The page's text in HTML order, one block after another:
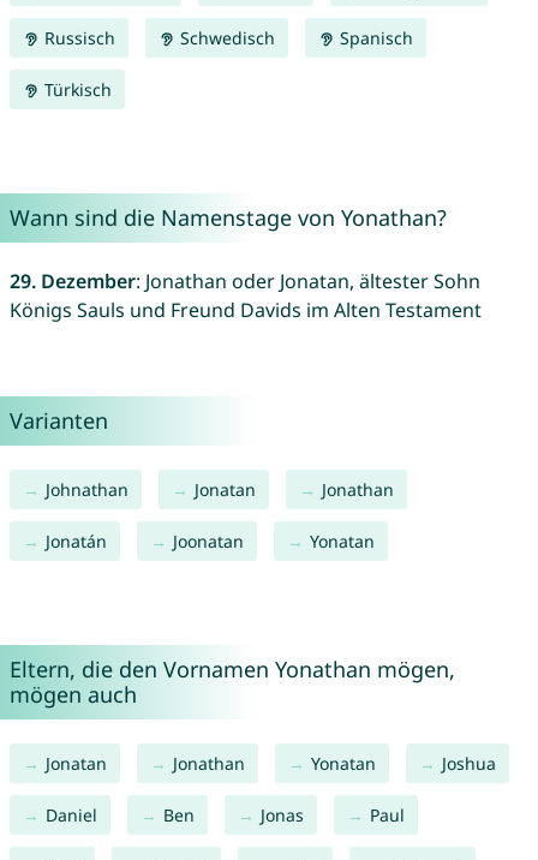
Russisch Schwedisch Spanisch
Türkisch
Wann sind die Namenstage von Yonathan?
29. Dezember: Jonathan oder Jonatan, ältester Sohn
Königs Sauls und Freund Davids im Alten Testament
Varianten
Johnathan Jonatan Jonathan
Jonatán Joonatan Yonatan
Eltern, die den Vornamen Yonathan mögen,
mögen auch
Jonatan Jonathan Yonatan Joshua
Daniel Ben Jonas Paul